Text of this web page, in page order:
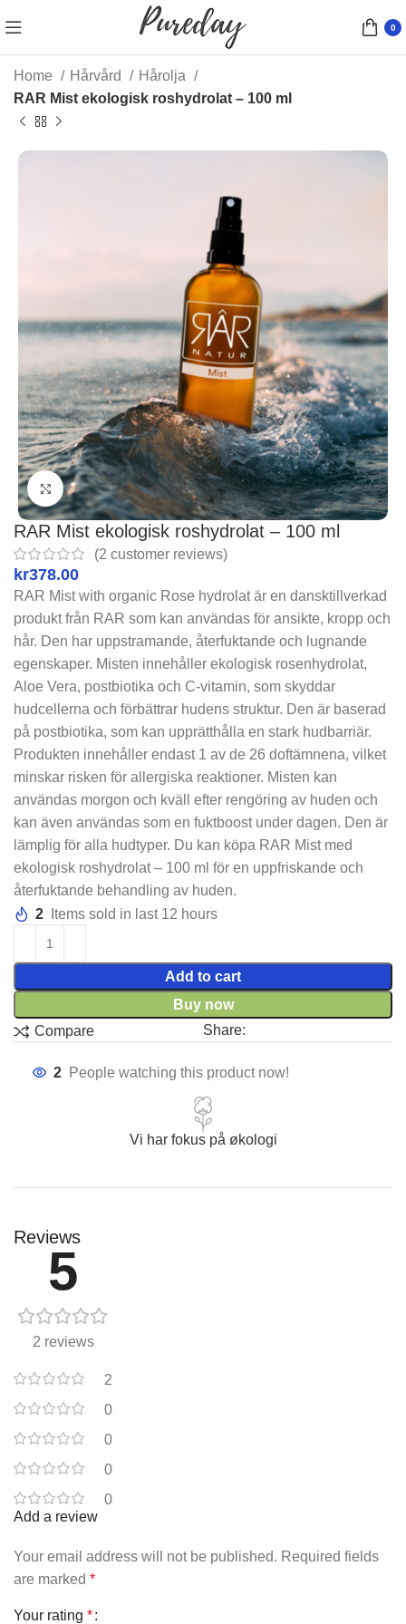
0
Home Hårvård
Hårolja
RAR Mist ekologisk roshydrolat – 100 ml
Click to enlarge
RAR Mist ekologisk roshydrolat – 100 ml
(2 customer reviews)
kr
RAR Mist with organic Rose hydrolat är en dansktillverkad
produkt från RAR som kan användas för ansikte, kropp och
hår. Den har uppstramande, återfuktande och lugnande
egenskaper. Misten innehåller ekologisk rosenhydrolat,
Aloe Vera, postbiotika och C-vitamin, som skyddar
hudcellerna och förbättrar hudens struktur. Den är baserad
på postbiotika, som kan upprätthålla en stark hudbarriär.
Produkten innehåller endast 1 av de 26 doftämnena, vilket
minskar risken för allergiska reaktioner. Misten kan
användas morgon och kväll efter rengöring av huden och
kan även användas som en fuktboost under dagen. Den är
lämplig för alla hudtyper. Du kan köpa RAR Mist med
ekologisk roshydrolat – 100 ml för en uppfriskande och
återfuktande behandling av huden.
2
Items sold in last 12 hours
Add to cart
Buy now
Compare
Share:
2 People watching this product now!
Vi har fokus på økologi
Reviews
5
2 reviews
2
0
0
0
0
Add a review
Your email address will not be published. Required fields
are marked *
Your rating *